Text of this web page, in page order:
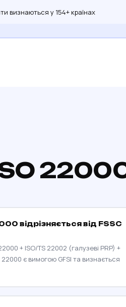
визнаються у 154+ країнах
відрізняється від FSSC
+ ISO/TS 22002 (галузеві PRP) +
22000 є вимогою GFSI та визнається